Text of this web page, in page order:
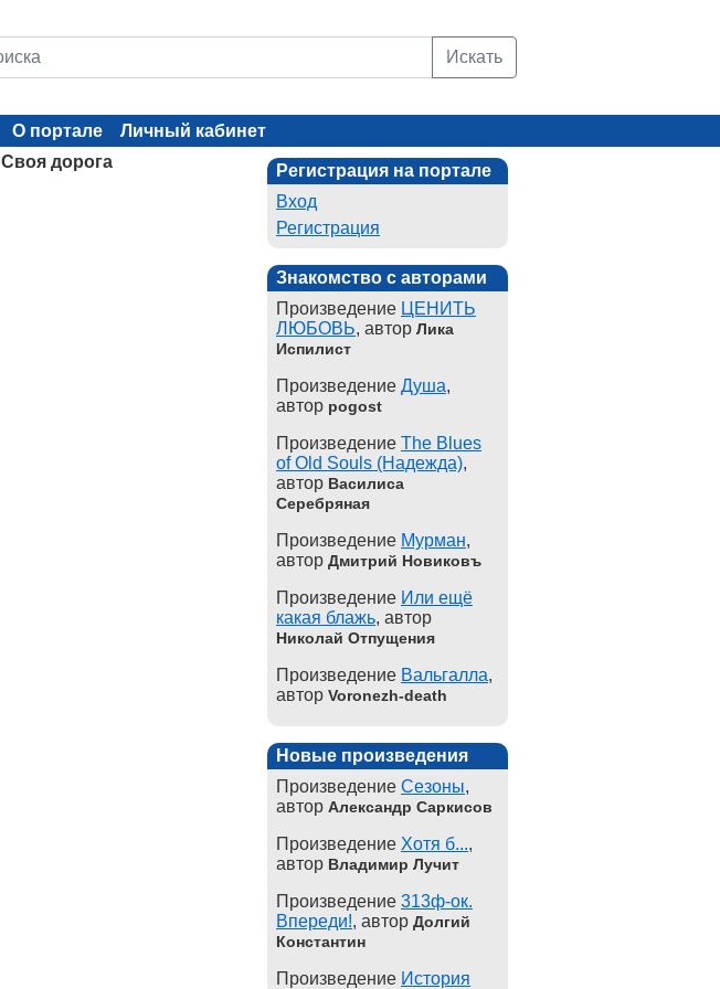
Искать
О портале
Личный кабинет
Своя дорога
Регистрация на портале
Вход
Регистрация
Знакомство с авторами
Произведение ЦЕНИТЬ
ЛЮБОВЬ, автор Лика
Испилист
Произведение Душа,
автор pogost
Произведение The Blues
of Old Souls (Надежда),
автор Василиса
Серебряная
Произведение Мурман,
автор Дмитрий Новиковъ
Произведение Или ещё
какая блажь, автор
Николай Отпущения
Произведение Вальгалла,
автор Voronezh-death
Новые произведения
Произведение Сезоны,
автор Александр Саркисов
Произведение Хотя б...,
автор Владимир Лучит
Произведение 313ф-ок.
Впереди!, автор Долгий
Константин
Произведение История